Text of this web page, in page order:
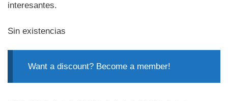
interesantes.
Sin existencias
Want a discount? Become a member!